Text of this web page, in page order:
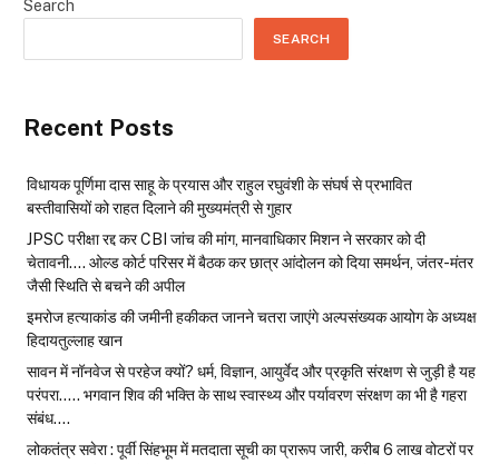
Search
SEARCH
Recent Posts
विधायक पूर्णिमा दास साहू के प्रयास और राहुल रघुवंशी के संघर्ष से प्रभावित
बस्तीवासियों को राहत दिलाने की मुख्यमंत्री से गुहार
JPSC परीक्षा रद्द कर CBI जांच की मांग, मानवाधिकार मिशन ने सरकार को दी
चेतावनी…. ओल्ड कोर्ट परिसर में बैठक कर छात्र आंदोलन को दिया समर्थन, जंतर-मंतर
जैसी स्थिति से बचने की अपील
इमरोज हत्याकांड की जमीनी हकीकत जानने चतरा जाएंगे अल्पसंख्यक आयोग के अध्यक्ष
हिदायतुल्लाह खान
सावन में नॉनवेज से परहेज क्यों? धर्म, विज्ञान, आयुर्वेद और प्रकृति संरक्षण से जुड़ी है यह
परंपरा….. भगवान शिव की भक्ति के साथ स्वास्थ्य और पर्यावरण संरक्षण का भी है गहरा
संबंध….
लोकतंत्र सवेरा : पूर्वी सिंहभूम में मतदाता सूची का प्रारूप जारी, करीब 6 लाख वोटरों पर